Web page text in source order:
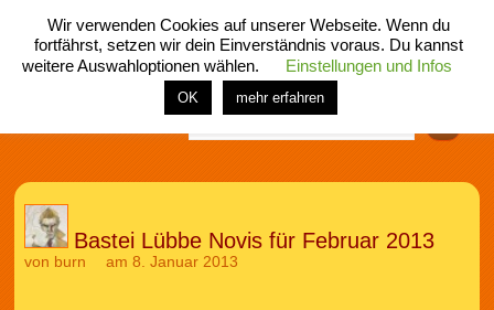
menü
home rubrik buch comic spiel fotos shop
Bastei Lübbe Novis für Februar 2013
von burn am 8. Januar 2013
Wir verwenden Cookies auf unserer Webseite. Wenn du
fortfährst, setzen wir dein Einverständnis voraus. Du kannst
weitere Auswahloptionen wählen.
Einstellungen und Infos
OK mehr erfahren